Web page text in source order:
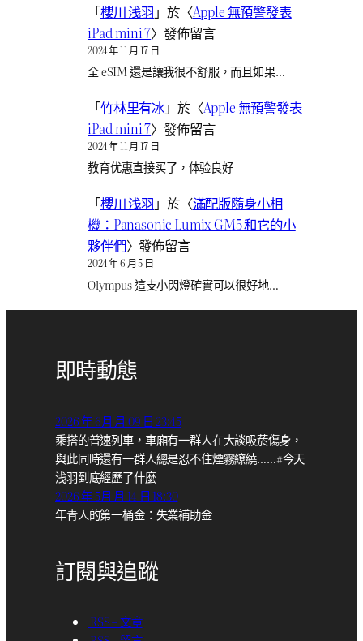
「櫻川 浅羽 」於〈Apple 無預警發表
iPad mini 7〉發佈留言
2024 年 11 月 17 日
全 eSIM 還是讓我很不舒服，而且如果…
「竹林里有冰」於〈Apple 無預警發表
iPad mini 7〉發佈留言
2024 年 11 月 17 日
教育优惠直接买了，体验良好
「櫻川 浅羽 」於〈滿配版隨身小相
機：Panasonic Lumix GM5 和它的小
夥伴們〉發佈留言
2024 年 6 月 5 日
Olympus 這支小閃燈確實可以很好地…
即時動態
2026 年 6月 月 09 日 23:45
乘搭的普速列車，車廂有一群人在大談吸菸傷身，
與此同時還有一群人總是忍不住煙霧繚繞……#今天
浅羽到底經歷了什麼
2026 年 5月 月 14 日 18:30
年青人的第一桶金：失業補助金
訂閱與追蹤
RSS – 文章